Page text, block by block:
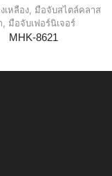
เหลือง มือจับสไตล์คลาส
มือจับเฟอร์นิเจอร์
MHK-8621